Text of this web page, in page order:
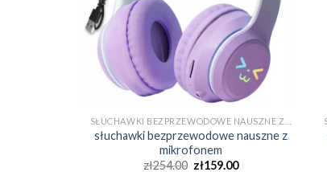
słuchawki bezprzewodowe nauszne z
mikrofonem
zł254.00 zł159.00